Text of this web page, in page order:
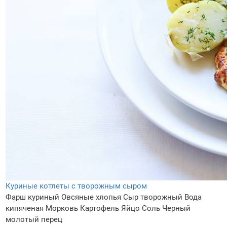
Куриные котлеты с творожным сыром
Фарш куриный Овсяные хлопья Сыр творожный Вода
кипяченая Морковь Картофель Яйцо Соль Черный
молотый перец